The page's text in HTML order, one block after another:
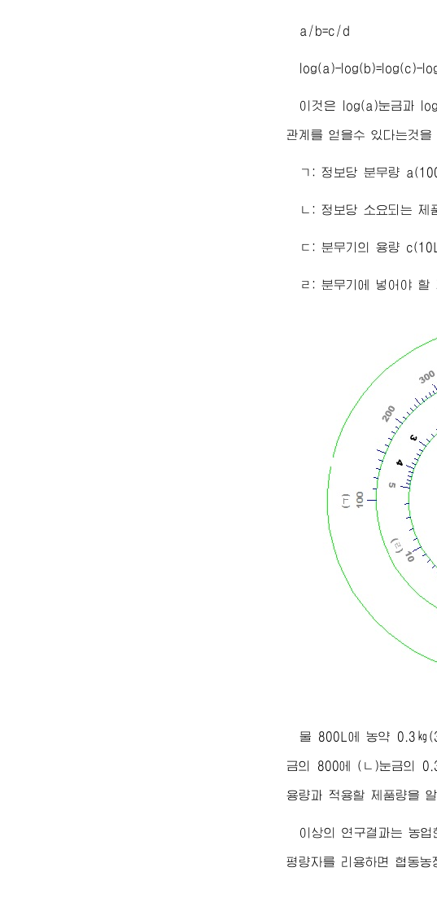
a/b=c/d
log(a)-log(b)=log(c)-
이것은 log(a)눈금과
관계를 얻을수 있다는것을
ㄱ: 정보당 분무량
ㄴ: 정보당 소요되는
ㄷ: 분무기의 용량
ㄹ: 분무기에 넣어야 할
물 800L에 농약 0.3㎏
금의 800에 (ㄴ)눈금의
용량과 적용할 제품량을
이상의 연구결과는 농
평량자를 리용하면 협동농